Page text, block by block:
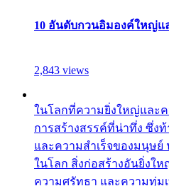
10 อันดับกวนอิมองค์ใหญ่แ
2,843 views
ในโลกที่ความยิ่งใหญ่และ
การสร้างสรรค์ที่น่าทึ่ง ซึ่ง
และความสำเร็จของมนุษ
ในโลก สิ่งก่อสร้างอันยิ่งให
ความศรัทธา และความทุ่ม